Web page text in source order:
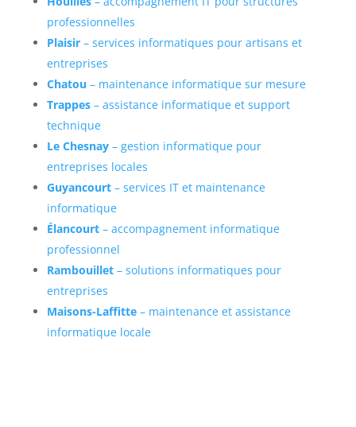
professionnelles
Plaisir– services informatiques pour artisans et
entreprises
Chatou – maintenance informatique sur mesure
Trappes– assistance informatique et support
technique
Le Chesnay– gestion informatique pour
entreprises locales
Guyancourt– services IT et maintenance
informatique
Élancourt– accompagnement informatique
professionnel
Rambouillet– solutions informatiques pour
entreprises
Maisons-Laffitte– maintenance et assistance
informatique locale